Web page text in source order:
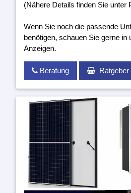
(Nähere Details finden Sie unter
Wenn Sie noch die passende
benötigen, schauen Sie gerne in
Anzeigen.
Beratung Ratgeber